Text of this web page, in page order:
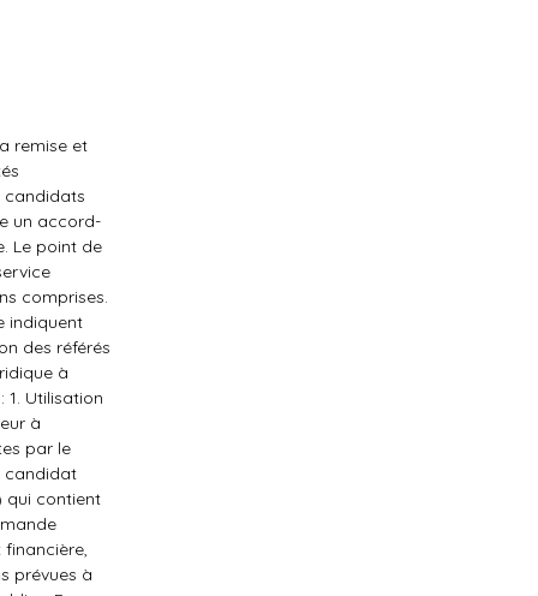
remise et
candidats
un accord-
Le point de
comprises.
indiquent
des référés
à
1. Utilisation
à
par le
candidat
qui contient
prévues à